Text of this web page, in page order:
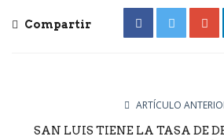
Compartir
ARTÍCULO
SAN LUIS TIENE LA TASA DE